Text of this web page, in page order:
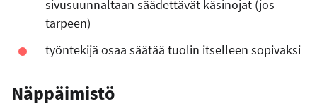
sivusuunnaltaan säädettävät käsinojat (jos
tarpeen)
työntekijä osaa säätää tuolin itselleen sopivaksi
Näppäimistö